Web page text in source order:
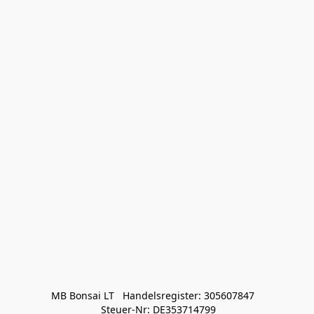
MB Bonsai LT   Handelsregister: 305607847
Steuer-Nr: DE353714799